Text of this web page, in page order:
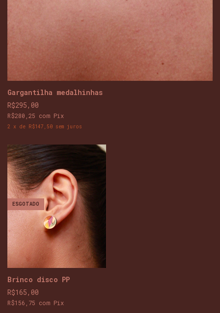
Gargantilha medalhinhas
R$295,00
R$280,25 com Pix
2 x de R$147,50 sem juros
ESGOTADO
Brinco disco PP
R$165,00
R$156,75 com Pix